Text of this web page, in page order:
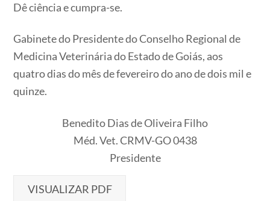
Dê ciência e cumpra-se.
Gabinete do Presidente do Conselho Regional de
Medicina Veterinária do Estado de Goiás, aos
quatro dias do mês de fevereiro do ano de dois mil e
quinze.
Benedito Dias de Oliveira Filho
Méd. Vet. CRMV-GO 0438
Presidente
VISUALIZAR PDF